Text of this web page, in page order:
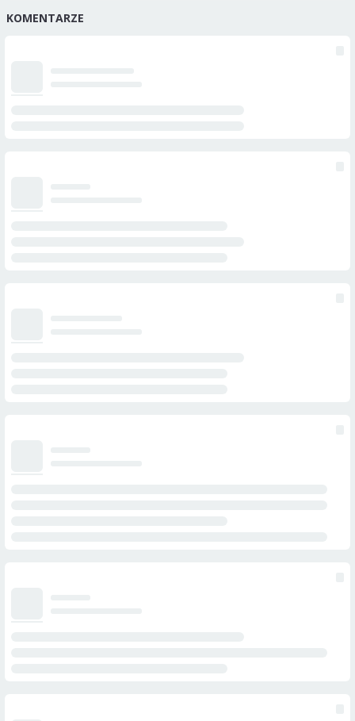
KOMENTARZE